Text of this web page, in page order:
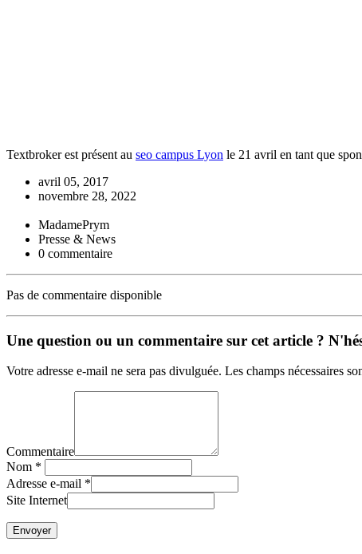
Textbroker est présent au seo campus Lyon le 21 avril en tant que
avril 05, 2017
novembre 28, 2022
MadamePrym
Presse & News
0 commentaire
Pas de commentaire disponible
Une question ou un commentaire sur cet article ?
Votre adresse e-mail ne sera pas divulguée. Les champs nécessaires
Commentaire
Nom *
Adresse e-mail *
Site Internet